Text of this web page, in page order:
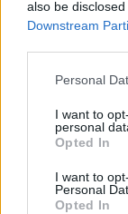
also be
Downstream
Personal
I want to
personal
Opted In
I want to
Personal
Opted In
2020.02.20